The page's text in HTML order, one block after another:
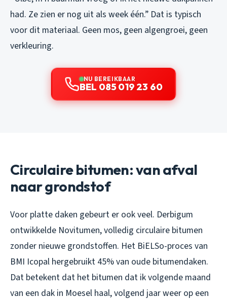
had. Ze zien er nog uit als week één.” Dat is typisch
voor dit materiaal. Geen mos, geen algengroei, geen
verkleuring.
NU BEREIKBAAR
BEL 085 019 23 60
Circulaire bitumen: van afval
naar grondstof
Voor platte daken gebeurt er ook veel. Derbigum
ontwikkelde Novitumen, volledig circulaire bitumen
zonder nieuwe grondstoffen. Het BiELSo-proces van
BMI Icopal hergebruikt 45% van oude bitumendaken.
Dat betekent dat het bitumen dat ik volgende maand
van een dak in Moesel haal, volgend jaar weer op een